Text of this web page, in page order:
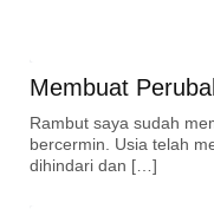
Membuat
Rambut saya sudah
bercermin. Usia telah
dihindari dan […]